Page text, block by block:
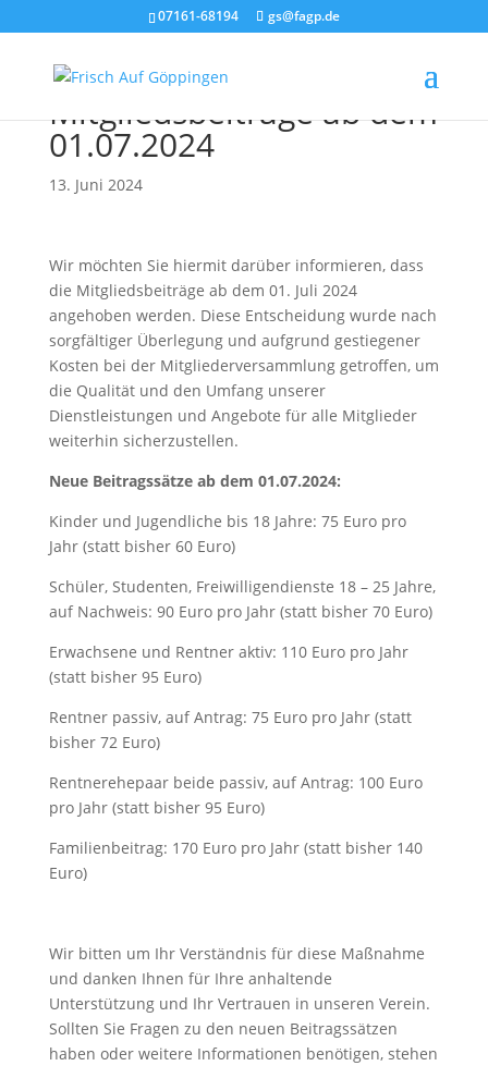
07161-68194 gs@fagp.de
Anpassung der
Mitgliedsbeiträge ab dem
01.07.2024
13. Juni 2024
Wir möchten Sie hiermit darüber informieren, dass
die Mitgliedsbeiträge ab dem 01. Juli 2024
angehoben werden. Diese Entscheidung wurde nach
sorgfältiger Überlegung und aufgrund gestiegener
Kosten bei der Mitgliederversammlung getroffen, um
die Qualität und den Umfang unserer
Dienstleistungen und Angebote für alle Mitglieder
weiterhin sicherzustellen.
Neue Beitragssätze ab dem 01.07.2024:
Kinder und Jugendliche bis 18 Jahre: 75 Euro pro
Jahr (statt bisher 60 Euro)
Schüler, Studenten, Freiwilligendienste 18 – 25 Jahre,
auf Nachweis: 90 Euro pro Jahr (statt bisher 70 Euro)
Erwachsene und Rentner aktiv: 110 Euro pro Jahr
(statt bisher 95 Euro)
Rentner passiv, auf Antrag: 75 Euro pro Jahr (statt
bisher 72 Euro)
Rentnerehepaar beide passiv, auf Antrag: 100 Euro
pro Jahr (statt bisher 95 Euro)
Familienbeitrag: 170 Euro pro Jahr (statt bisher 140
Euro)
Wir bitten um Ihr Verständnis für diese Maßnahme
und danken Ihnen für Ihre anhaltende
Unterstützung und Ihr Vertrauen in unseren Verein.
Sollten Sie Fragen zu den neuen Beitragssätzen
haben oder weitere Informationen benötigen, stehen